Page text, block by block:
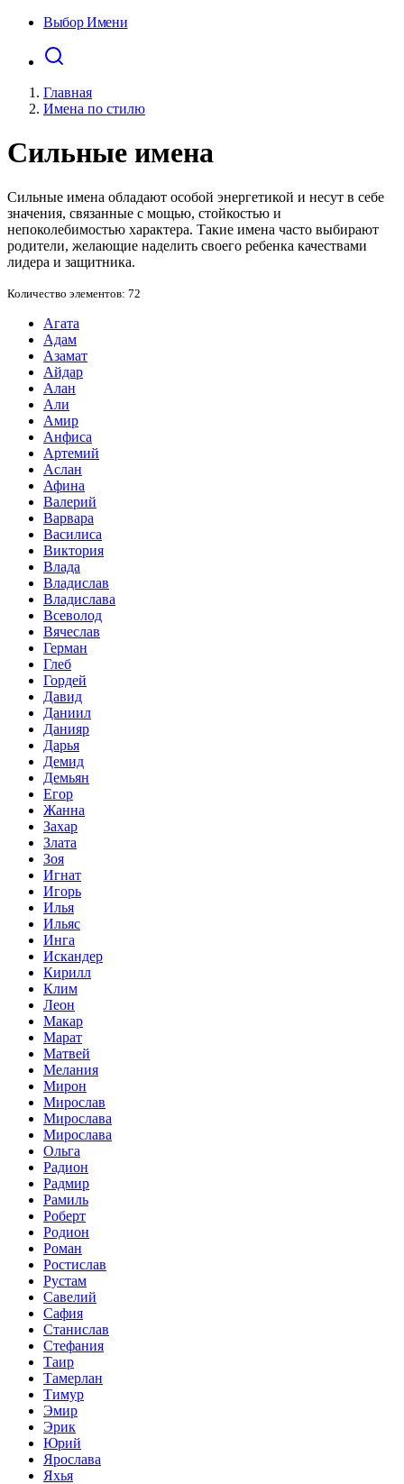
Выбор Имени
Главная
Имена по стилю
Сильные имена
Сильные имена обладают особой энергетикой и несут в себе
значения, связанные с мощью, стойкостью и
непоколебимостью характера. Такие имена часто выбирают
родители, желающие наделить своего ребенка качествами
лидера и защитника.
Количество элементов: 72
Агата
Адам
Азамат
Айдар
Алан
Али
Амир
Анфиса
Артемий
Аслан
Афина
Валерий
Варвара
Василиса
Виктория
Влада
Владислав
Владислава
Всеволод
Вячеслав
Герман
Глеб
Гордей
Давид
Даниил
Данияр
Дарья
Демид
Демьян
Егор
Жанна
Захар
Злата
Зоя
Игнат
Игорь
Илья
Ильяс
Инга
Искандер
Кирилл
Клим
Леон
Макар
Марат
Матвей
Мелания
Мирон
Мирослав
Мирослава
Мирослава
Ольга
Радион
Радмир
Рамиль
Роберт
Родион
Роман
Ростислав
Рустам
Савелий
Сафия
Станислав
Стефания
Таир
Тамерлан
Тимур
Эмир
Эрик
Юрий
Ярослава
Яхья